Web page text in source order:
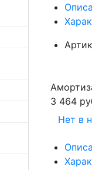
3 464
Нет в